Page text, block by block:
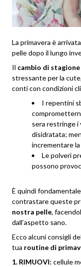
La primavera è
pelle dopo il lungo
Il cambio di stagione
stressante per la
conti con condizioni
I repentini
sera restringe i
disidratata;
incrementare
Le polveri
possono
È quindi
contrastare queste
nostra pelle,
dall’aspetto sano.
Ecco alcuni consigli
tua routine di
1. RIMUOVI: cellule